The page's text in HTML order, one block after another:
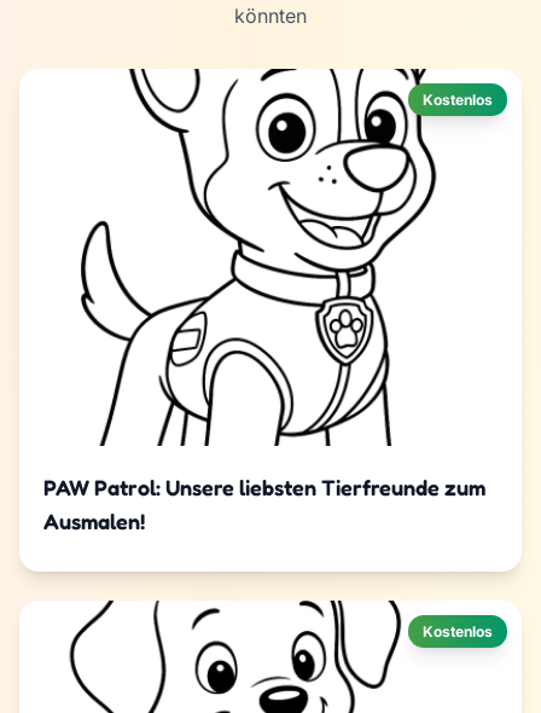
könnten
Kostenlos
PAW Patrol: Unsere liebsten Tierfreunde zum
Ausmalen!
Kostenlos